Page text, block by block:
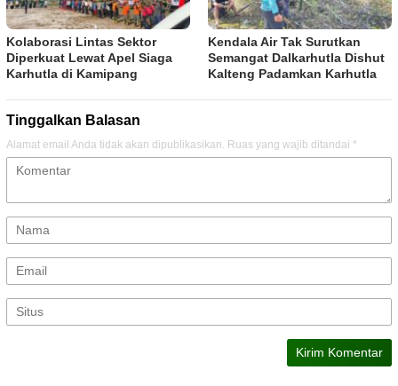
Kolaborasi Lintas Sektor
Diperkuat Lewat Apel Siaga
Karhutla di Kamipang
Kendala Air Tak Surutkan
Semangat Dalkarhutla Dishut
Kalteng Padamkan Karhutla
Tinggalkan Balasan
Alamat email Anda tidak akan dipublikasikan. Ruas yang wajib ditandai *